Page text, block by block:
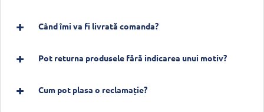
Când îmi va fi livrată comanda?
Pot returna produsele fără indicarea unui motiv?
Cum pot plasa o reclamație?